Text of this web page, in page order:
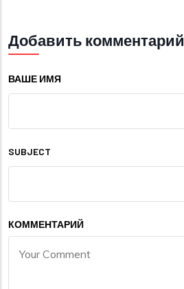
Добавить комментарий
ВАШЕ ИМЯ
SUBJECT
КОММЕНТАРИЙ